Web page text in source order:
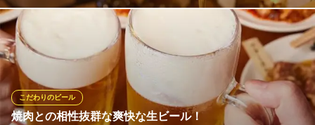
当店では、川越の地ビールCOEDOの"伽羅700円（税抜）"をご用
意しております。赤みがかかった黄褐色="伽羅色"のビール。鮮や
かで綺麗な苦味とともに、アロマホップの芳醇な香りが口の中に
いっぱいに広がります。低温発酵ラガー酵母による、飲みごたえ
がありながらもキレのある、心地よい後味をぜひお楽しみくださ
い。
焼肉との相性抜群な爽快な生ビール！
こだわりのビール